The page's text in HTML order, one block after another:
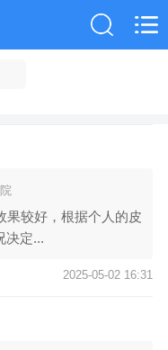
果较好，根据个人的皮
决定...
2025-05-02 16:31